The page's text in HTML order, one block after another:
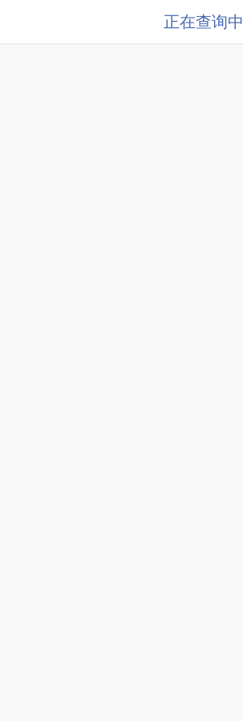
正在查询中